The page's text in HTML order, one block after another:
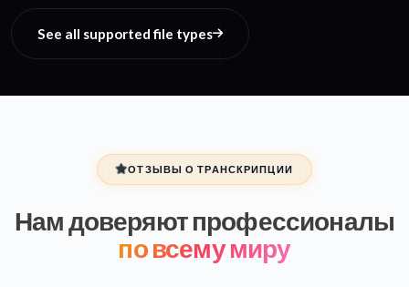
See all supported file types
ОТЗЫВЫ О ТРАНСКРИПЦИИ
Нам доверяют профессионалы
по всему миру